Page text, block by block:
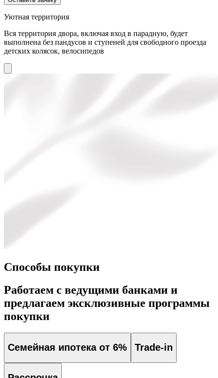
Уютная территория
Вся территория двора, включая вход в парадную, будет
выполнена без пандусов и ступеней для свободного проезда
детских колясок, велосипедов
Способы покупки
Работаем с ведущими банками и
предлагаем эксклюзивные программы
покупки
Семейная ипотека от 6% Trade-in